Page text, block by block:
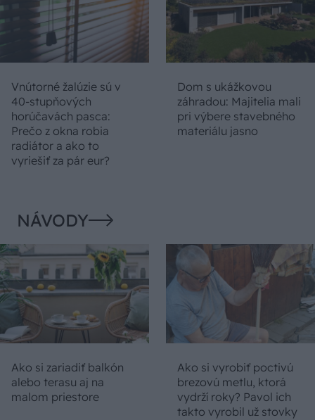
Vnútorné žalúzie sú v
40-stupňových
horúčavách pasca:
Prečo z okna robia
radiátor a ako to
vyriešiť za pár eur?
Dom s ukážkovou
záhradou: Majitelia mali
pri výbere stavebného
materiálu jasno
NÁVODY
Ako si zariadiť balkón
alebo terasu aj na
malom priestore
Ako si vyrobiť poctivú
brezovú metlu, ktorá
vydrží roky? Pavol ich
takto vyrobil už stovky